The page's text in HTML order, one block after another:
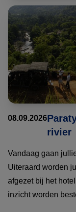
08.09.2026
rivier
Vandaag gaan
Uiteraard worden
afgezet bij het
inzicht worden